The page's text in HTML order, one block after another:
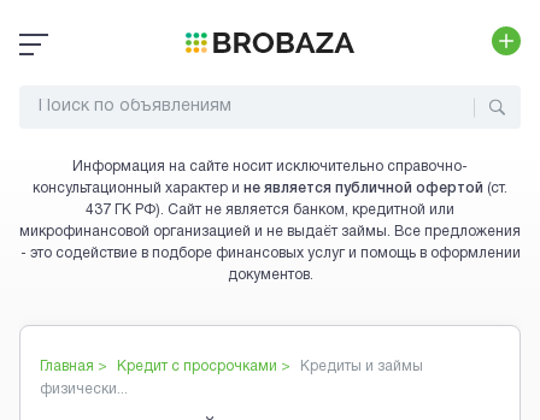
Информация на сайте носит исключительно справочно-
консультационный характер и не является публичной офертой (ст.
437 ГК РФ). Сайт не является банком, кредитной или
микрофинансовой организацией и не выдаёт займы. Все предложения
- это содействие в подборе финансовых услуг и помощь в оформлении
документов.
Главная > Кредит с просрочками >
Кредиты и займы
физически...